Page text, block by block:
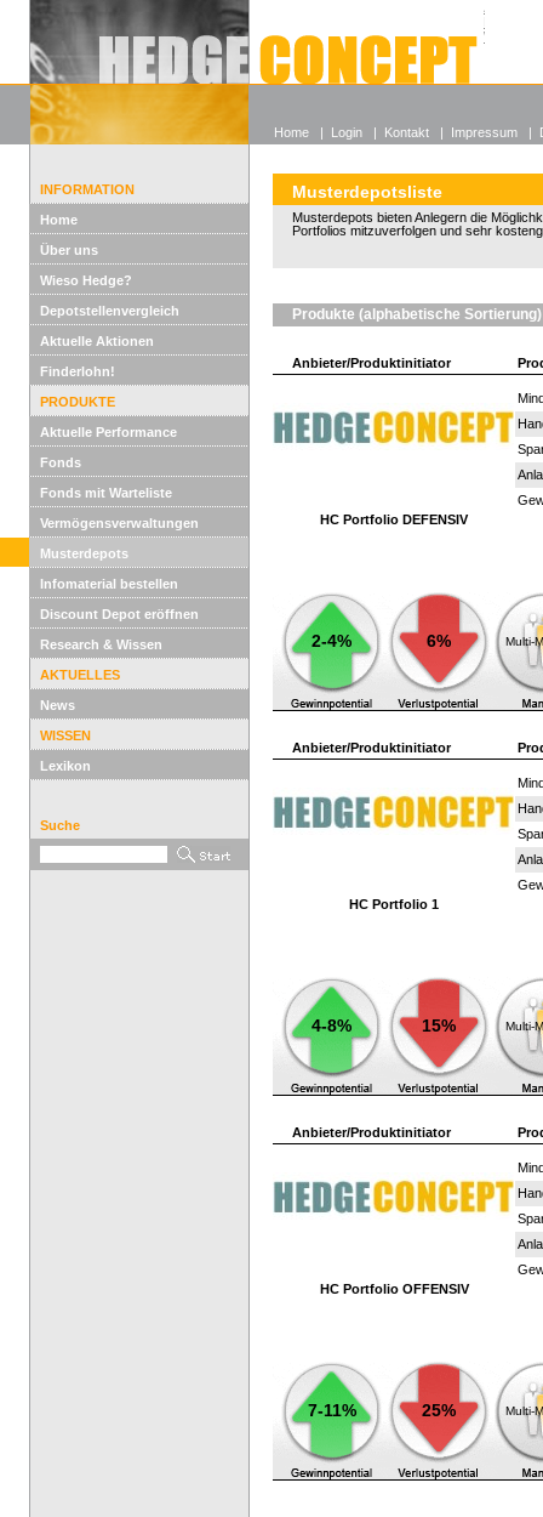
Alle
Wieso
INFORMATION
Home
Über uns
Wieso Hedge?
Depotstellenvergleich
Aktuelle Aktionen
Finderlohn!
PRODUKTE
Aktuelle Performance
Fonds
Fonds mit Warteliste
Vermögensverwaltungen
Musterdepots
Infomaterial bestellen
Discount Depot eröffnen
Research & Wissen
AKTUELLES
News
WISSEN
Lexikon
Suche
Musterdepotsliste
Musterdepots bieten Anlegern die
Portfolios mitzuverfolgen und sehr
Produkte (alphabetische Sortierung)
Anbieter/Produktinitiator
HC Portfolio DEFENSIV
2-4% 6% Multi-
Anbieter/Produktinitiator
HC Portfolio 1
4-8% 15% Multi-
Anbieter/Produktinitiator
HC Portfolio OFFENSIV
7-11% 25% Multi-
Home | Login | Kontakt | Impressum |